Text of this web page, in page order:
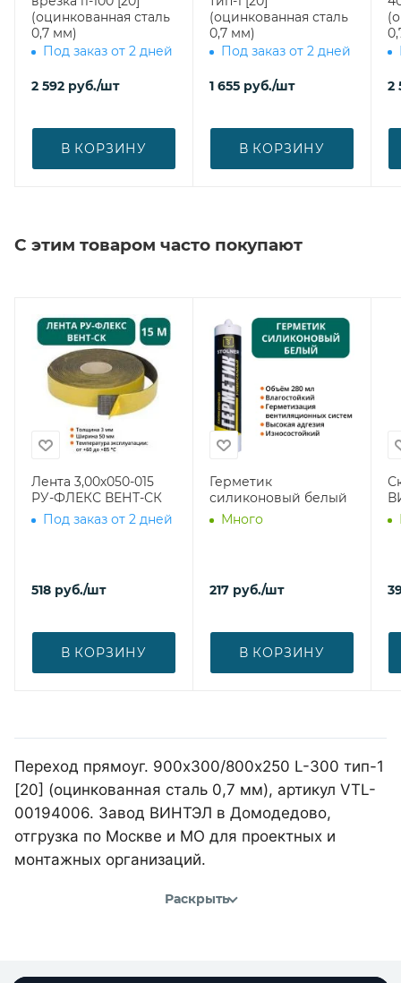
(оцинкованная сталь
0,7 мм)
Под заказ от 2 дней
2 592 руб./шт
В КОРЗИНУ
(оцинкованная сталь
0,7 мм)
Под заказ от 2 дней
1 655 руб./шт
В КОРЗИНУ
2
С этим товаром часто покупают
Лента 3,00х050-015
РУ-ФЛЕКС ВЕНТ-СК
Под заказ от 2 дней
518 руб./шт
В КОРЗИНУ
Герметик
силиконовый белый
Много
217 руб./шт
В КОРЗИНУ
Переход прямоуг. 900х300/800х250 L-300 тип-1
[20] (оцинкованная сталь 0,7 мм), артикул VTL-
00194006. Завод ВИНТЭЛ в Домодедово,
отгрузка по Москве и МО для проектных и
монтажных организаций.
Раскрыть